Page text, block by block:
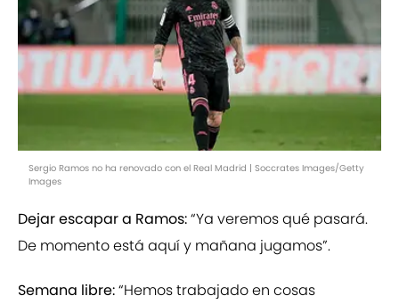
Sergio Ramos no ha renovado con el Real Madrid | Soccrates Images/Getty
Images
Dejar escapar a Ramos:“Ya veremos qué pasará.
De momento está aquí y mañana jugamos”.
Semana libre:“Hemos trabajado en cosas